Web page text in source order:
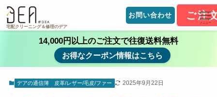
宅配クリーニング＆修理のデア
お問い合わせ ご注
メニュー
14,000円以上のご注文で往復送料無料
お得なクーポン情報はこちら
デアの通信簿 皮革/レザー/毛皮/ファー 2025年9月22日